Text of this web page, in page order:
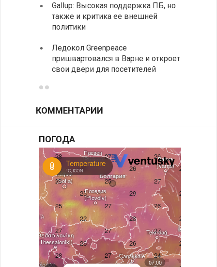
Gallup: Высокая поддержка ПБ, но
также и критика ее внешней
политики
Ледокол Greenpeace
пришвартовался в Варне и откроет
свои двери для посетителей
КОММЕНТАРИИ
ПОГОДА